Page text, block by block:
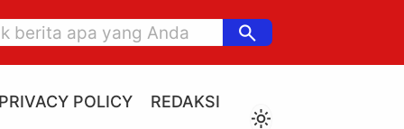
search
PRIVACY POLICY
REDAKSI
light_mode